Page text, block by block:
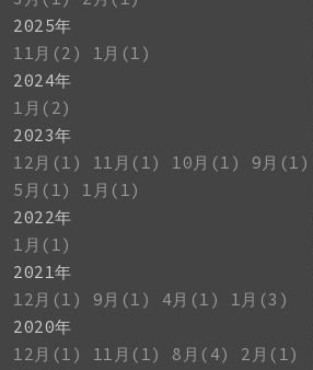
2025年
11月(2)
1月(1)
2024年
1月(2)
2023年
12月(1)
11月(1) 10月(1)
9月(1)
5月(1)
1月(1)
2022年
1月(1)
2021年
12月(1)
9月(1) 4月(1)
1月(3)
2020年
12月(1)
11月(1) 8月(4)
2月(1)